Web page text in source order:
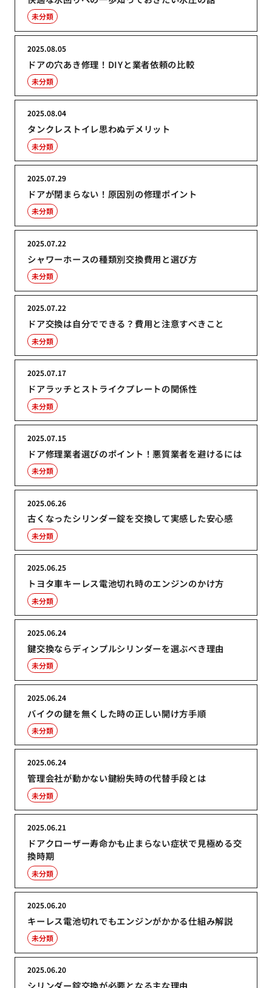
未分類
ドアの穴あき修理！DIYと業者依頼の比較
2025.08.05
未分類
タンクレストイレ思わぬデメリット
2025.08.04
未分類
ドアが閉まらない！原因別の修理ポイント
2025.07.29
未分類
シャワーホースの種類別交換費用と選び方
2025.07.22
未分類
ドア交換は自分でできる？費用と注意すべきこと
2025.07.22
未分類
ドアラッチとストライクプレートの関係性
2025.07.17
未分類
ドア修理業者選びのポイント！悪質業者を避けるには
2025.07.15
未分類
古くなったシリンダー錠を交換して実感した安心感
2025.06.26
未分類
トヨタ車キーレス電池切れ時のエンジンのかけ方
2025.06.25
未分類
鍵交換ならディンプルシリンダーを選ぶべき理由
2025.06.24
未分類
バイクの鍵を無くした時の正しい開け方手順
2025.06.24
未分類
管理会社が動かない鍵紛失時の代替手段とは
2025.06.24
未分類
ドアクローザー寿命かも止まらない症状で見極める交
換時期
2025.06.21
未分類
キーレス電池切れでもエンジンがかかる仕組み解説
2025.06.20
未分類
2025.06.20